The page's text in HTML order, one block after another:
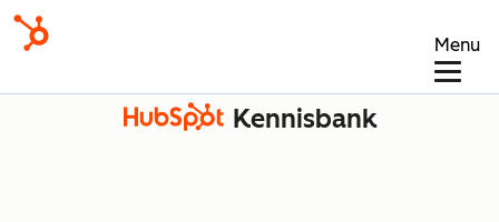
Menu
Kennisbank